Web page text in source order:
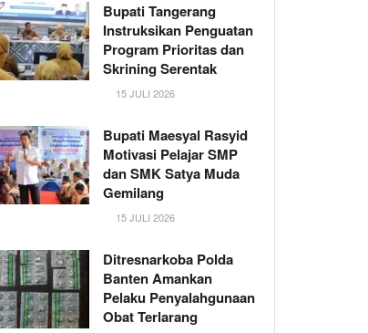
Bupati Tangerang
Instruksikan Penguatan
Program Prioritas dan
Skrining Serentak
15 JULI 2026
Bupati Maesyal Rasyid
Motivasi Pelajar SMP
dan SMK Satya Muda
Gemilang
15 JULI 2026
Ditresnarkoba Polda
Banten Amankan
Pelaku Penyalahgunaan
Obat Terlarang